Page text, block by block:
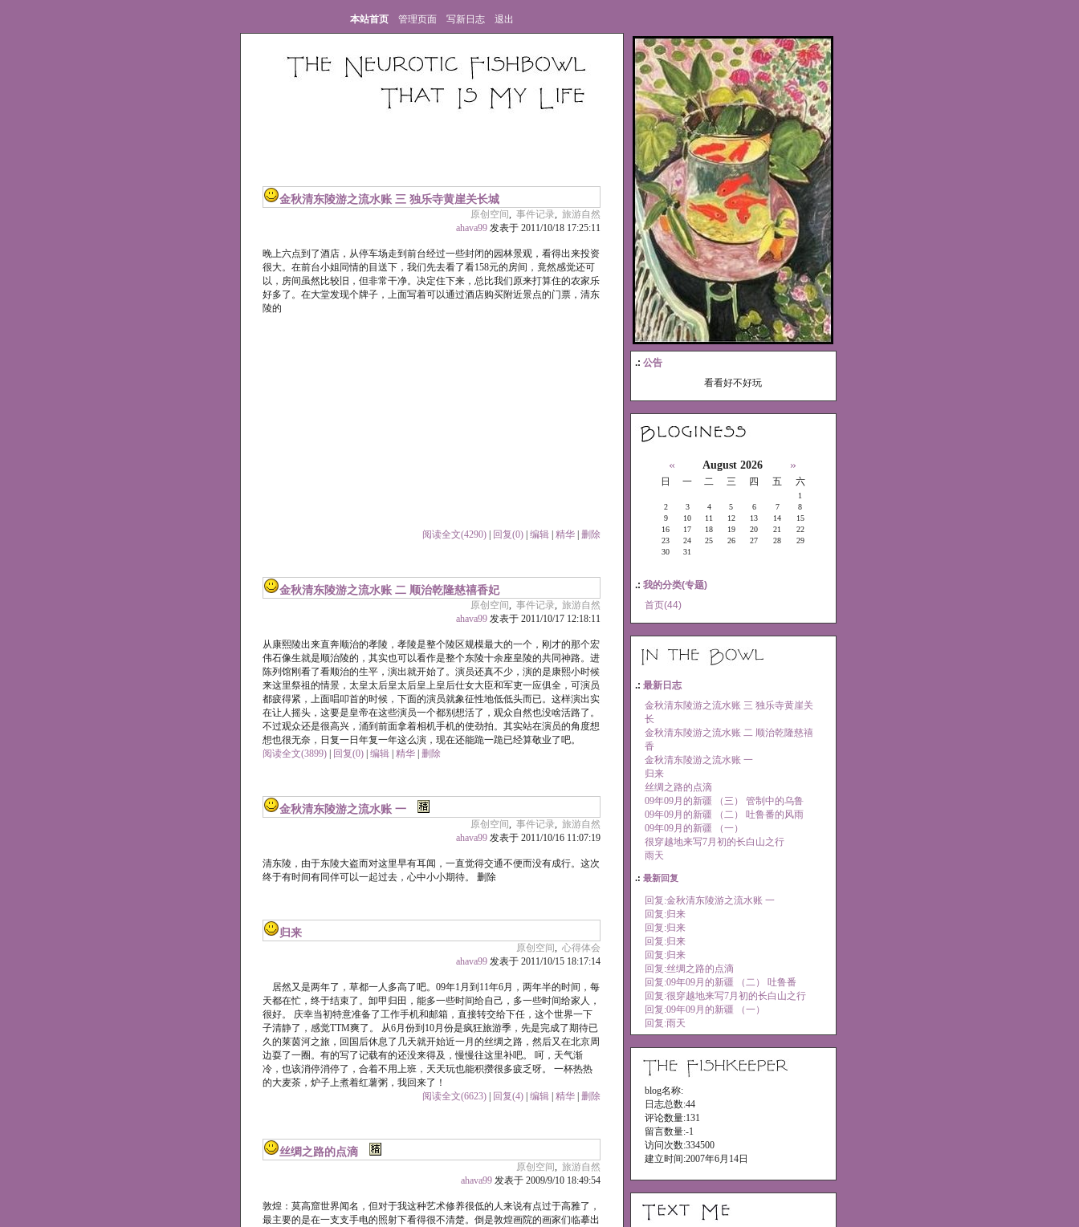
本站首页 管理页面 写新日志 退出
金秋清东陵游之流水账 三 独乐寺黄崖关长城
原创空间, 事件记录, 旅游自然
ahava99 发表于 2011/10/18 17:25:11
晚上六点到了酒店，从停车场走到前台经过一些封闭的园林景观，看得出来投资
很大。在前台小姐同情的目送下，我们先去看了看158元的房间，竟然感觉还可
以，房间虽然比较旧，但非常干净。决定住下来，总比我们原来打算住的农家乐
好多了。在大堂发现个牌子，上面写着可以通过酒店购买附近景点的门票，清东
陵的
阅读全文(4290) 回复(0) 编辑 精华 删除
金秋清东陵游之流水账 二 顺治乾隆慈禧香妃
原创空间, 事件记录, 旅游自然
ahava99 发表于 2011/10/17 12:18:11
从康熙陵出来直奔顺治的孝陵，孝陵是整个陵区规模最大的一个，刚才的那个宏
伟石像生就是顺治陵的，其实也可以看作是整个东陵十余座皇陵的共同神路。进
陈列馆刚看了看顺治的生平，演出就开始了。演员还真不少，演的是康熙小时候
来这里祭祖的情景，太皇太后皇太后皇上皇后仕女大臣和军吏一应俱全，可演员
都疲得紧，上面唱叩首的时候，下面的演员就象征性地低低头而已。这样演出实
在让人摇头，这要是皇帝在这些演员一个都别想活了，观众自然也没啥活路了。
不过观众还是很高兴，涌到前面拿着相机手机的使劲拍。其实站在演员的角度想
想也很无奈，日复一日年复一年这么演，现在还能跪一跪已经算敬业了吧。
阅读全文(3899)
回复(0) 编辑 精华 删除
金秋清东陵游之流水账 一
原创空间, 事件记录, 旅游自然
ahava99 发表于 2011/10/16 11:07:19
清东陵，由于东陵大盗而对这里早有耳闻，一直觉得交通不便而没有成行。这次
终于有时间有同伴可以一起过去，心中小小期待。 删除
归来
原创空间, 心得体会
ahava99 发表于 2011/10/15 18:17:14
居然又是两年了，草都一人多高了吧。09年1月到11年6月，两年半的时间，每
天都在忙，终于结束了。卸甲归田，能多一些时间给自己，多一些时间给家人，
很好。 庆幸当初特意准备了工作手机和邮箱，直接转交给下任，这个世界一下
子清静了，感觉TTM爽了。 从6月份到10月份是疯狂旅游季，先是完成了期待已
久的莱茵河之旅，回国后休息了几天就开始近一月的丝绸之路，然后又在北京周
边耍了一圈。有的写了记载有的还没来得及，慢慢往这里补吧。 呵，天气渐
冷，也该消停消停了，合着不用上班，天天玩也能积攒很多疲乏呀。 一杯热热
的大麦茶，炉子上煮着红薯粥，我回来了！
阅读全文(6623)
回复(4) 编辑 精华 删除
丝绸之路的点滴
原创空间, 旅游自然
ahava99 发表于 2009/9/10 18:49:54
敦煌：莫高窟世界闻名，但对于我这种艺术修养很低的人来说有点过于高雅了，
最主要的是在一支支手电的照射下看得很不清楚。倒是敦煌画院的画家们临摹出
.: 公告
看看好不好玩
« August 2026 »
日 一 二 三 四 五 六
1
2
3 4 5 6 7
8
9
10 11 12 13 14
15
16
17 18 19 20 21
22
23
24 25 26 27 28
29
30
31
.: 我的分类(专题)
首页(44)
.: 最新日志
金秋清东陵游之流水账 三 独乐寺黄崖关
长
金秋清东陵游之流水账 二 顺治乾隆慈禧
香
金秋清东陵游之流水账 一
归来
丝绸之路的点滴
09年09月的新疆 （三） 管制中的乌鲁
09年09月的新疆 （二） 吐鲁番的风雨
09年09月的新疆 （一）
很穿越地来写7月初的长白山之行
雨天
.: 最新回复
回复:金秋清东陵游之流水账 一
回复:归来
回复:归来
回复:归来
回复:归来
回复:丝绸之路的点滴
回复:09年09月的新疆 （二） 吐鲁番
回复:很穿越地来写7月初的长白山之行
回复:09年09月的新疆 （一）
回复:雨天
blog名称:
日志总数:44
评论数量:131
留言数量:-1
访问次数:334500
建立时间:2007年6月14日